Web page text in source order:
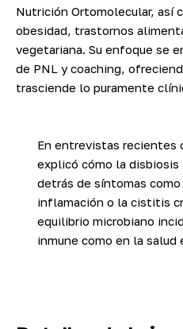
Nutrición Ortomolecular, así
obesidad, trastornos
vegetariana. Su enfoque se
de PNL y coaching,
trasciende lo puramente
En entrevistas recientes
explicó cómo la
detrás de síntomas
inflamación o la cistitis
equilibrio microbiano
inmune como en la salud